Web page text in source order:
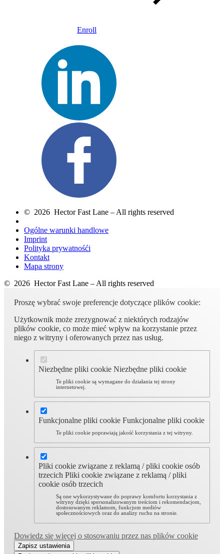
Enroll
© 2026 Hector Fast Lane – All rights reserved
Ogólne warunki handlowe
Imprint
Polityka prywatnośći
Kontakt
Mapa strony
© 2026 Hector Fast Lane – All rights reserved
Proszę wybrać swoje preferencje dotyczące plików cookie:
Użytkownik może zrezygnować z niektórych rodzajów
plików cookie, co może mieć wpływ na korzystanie przez
niego z witryny i oferowanych przez nas usług.
Niezbędne pliki cookie Niezbędne pliki cookie
Te pliki cookie są wymagane do działania tej strony
internetowej.
Funkcjonalne pliki cookie Funkcjonalne pliki cookie
Te pliki cookie poprawiają jakość korzystania z tej witryny.
Pliki cookie związane z reklamą / pliki cookie osób
trzecich Pliki cookie związane z reklamą / pliki
cookie osób trzecich
Są one wykorzystywane do poprawy komfortu korzystania z
witryny dzięki spersonalizowanym treściom i rekomendacjom,
dostosowanym reklamom, funkcjom mediów
społecznościowych oraz do analizy ruchu na stronie.
Dowiedz się więcej o stosowaniu przez nas plików cookie